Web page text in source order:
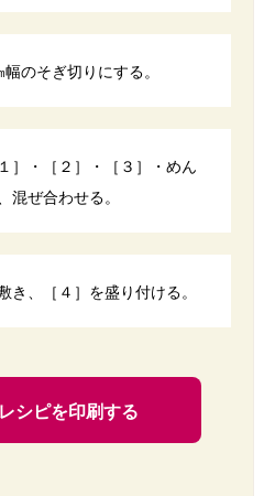
のそぎ切りにする。
］・［２］・［３］・めん
混ぜ合わせる。
き、［４］を盛り付ける。
シピを印刷する